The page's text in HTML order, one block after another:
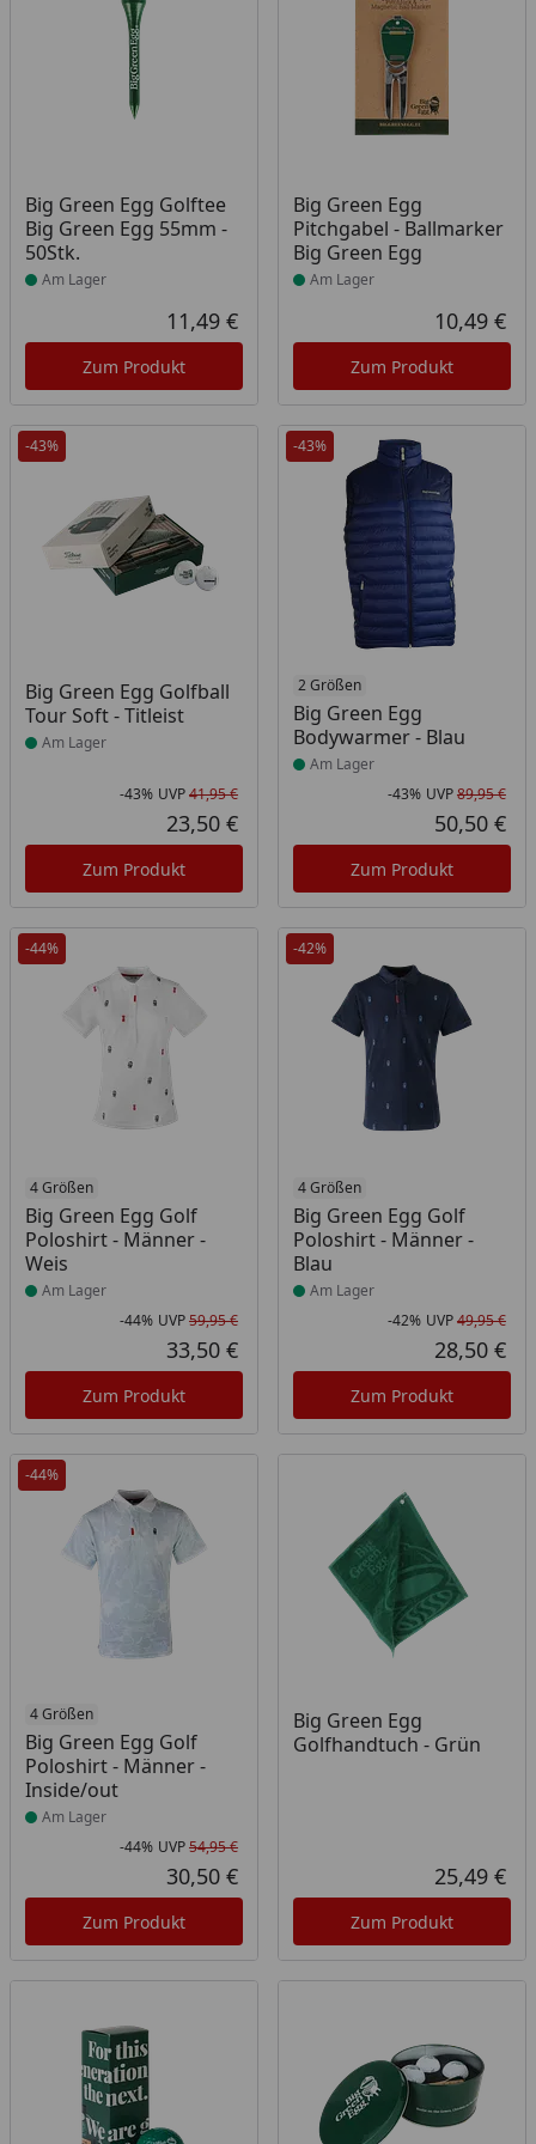
Big Green Egg Golftee
Big Green Egg 55mm -
50Stk.
Produkt am Lager
Am Lager
Aktueller Preis
11,49 €
Zum Produkt
Big Green Egg
Pitchgabel - Ballmarker
Big Green Egg
Produkt am Lager
Am Lager
10,49 €
Zum Produkt
-43%
Big Green Egg Golfball
Tour Soft - Titleist
Produkt am Lager
Am Lager
Rabatt in Prozent
-43%
Ursprünglicher Preis
UVP41,95 €
Aktueller Preis
23,50 €
Zum Produkt
-43%
2 Größen
Big Green Egg
Bodywarmer - Blau
Produkt am Lager
Am Lager
-43% UVP89,95 €
50,50 €
Zum Produkt
-44%
4 Größen
Big Green Egg Golf
Poloshirt - Männer -
Weis
Produkt am Lager
Am Lager
Rabatt in Prozent
-44%
Ursprünglicher Preis
UVP59,95 €
Aktueller Preis
33,50 €
Zum Produkt
-42%
4 Größen
Big Green Egg Golf
Poloshirt - Männer -
Blau
Produkt am Lager
Am Lager
-42% UVP49,95 €
28,50 €
Zum Produkt
-44%
4 Größen
Big Green Egg Golf
Poloshirt - Männer -
Inside/out
Produkt am Lager
Am Lager
Rabatt in Prozent
-44%
Ursprünglicher Preis
UVP54,95 €
Aktueller Preis
30,50 €
Zum Produkt
Big Green Egg
Golfhandtuch - Grün
25,49 €
Zum Produkt